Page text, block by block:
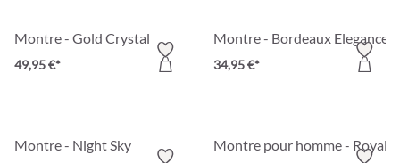
Montre - Gold Crystal
49,95 €*
Montre - Bordeaux Elegance
34,95 €*
Montre - Night Sky Montre pour homme - Royal